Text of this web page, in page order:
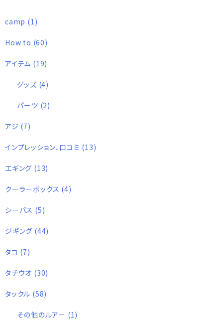
camp (1)
How to (60)
アイテム (19)
グッズ (4)
パーツ (2)
アジ (7)
インプレッション、口コミ (13)
エギング (13)
クーラーボックス (4)
シーバス (5)
ジギング (44)
タコ (7)
タチウオ (30)
タックル (58)
その他のルアー (1)